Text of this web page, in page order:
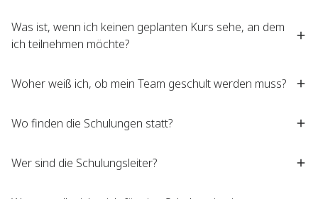
Was ist, wenn ich keinen geplanten Kurs sehe, an dem
ich teilnehmen möchte?
Woher weiß ich, ob mein Team geschult werden muss?
Wo finden die Schulungen statt?
Wer sind die Schulungsleiter?